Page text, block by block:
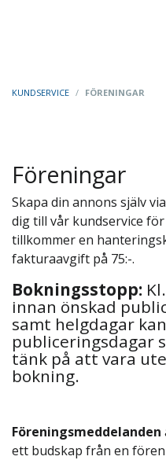
KUNDSERVICE / FÖRENINGAR
Föreningar
Skapa din annons själv
dig till vår kundservice
tillkommer en
fakturaavgift på 75:-.
Bokningsstopp:
innan önskad
samt helgdagar
publiceringsdagar
tänk på att vara
bokning.
Föreningsmeddelanden
ett budskap från en